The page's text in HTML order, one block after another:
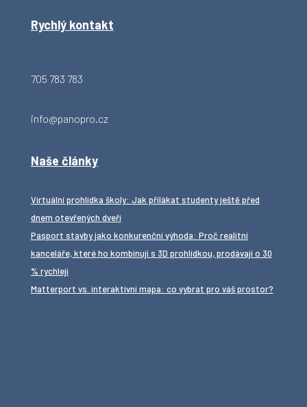
Rychlý kontakt
705 783 783
info@panopro.cz
Naše články
Virtuální prohlídka školy: Jak přilákat studenty ještě před
dnem otevřených dveří
Pasport stavby jako konkurenční výhoda: Proč realitní
kanceláře, které ho kombinují s 3D prohlídkou, prodávají o 30
% rychleji
Matterport vs. interaktivní mapa: co vybrat pro váš prostor?